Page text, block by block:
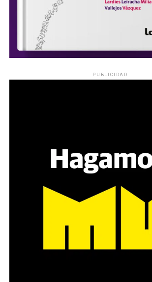
PUBLICIDAD